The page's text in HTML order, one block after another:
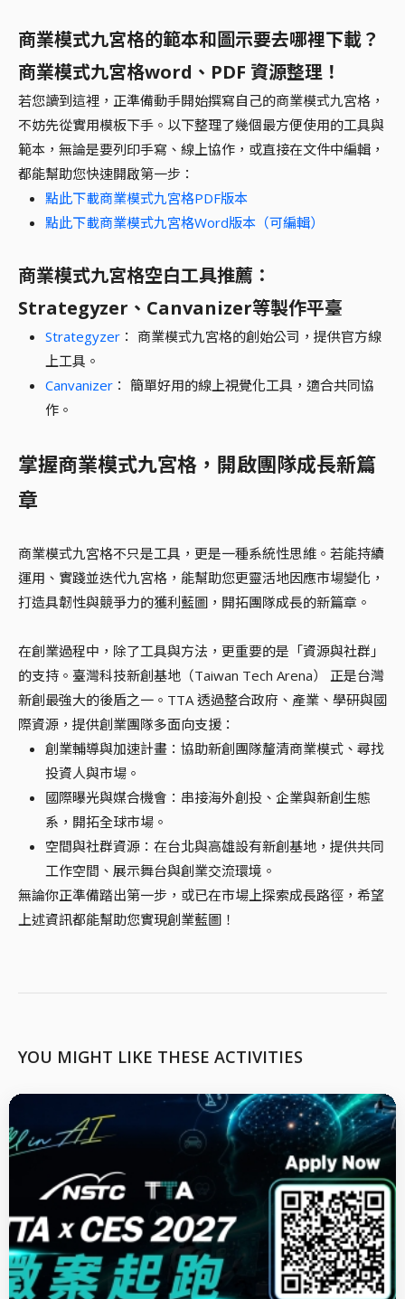
商業模式九宮格的範本和圖示要去哪裡下載？
商業模式九宮格word、PDF 資源整理！
若您讀到這裡，正準備動手開始撰寫自己的商業模式九宮格，
不妨先從實用模板下手。以下整理了幾個最方便使用的工具與
範本，無論是要列印手寫、線上協作，或直接在文件中編輯，
都能幫助您快速開啟第一步：
點此下載商業模式九宮格PDF版本
點此下載商業模式九宮格Word版本（可編輯）
商業模式九宮格空白工具推薦：
Strategyzer、Canvanizer等製作平臺
Strategyzer ： 商業模式九宮格的創始公司，提供官方線
上工具。
Canvanizer ： 簡單好用的線上視覺化工具，適合共同協
作。
掌握商業模式九宮格，開啟團隊成長新篇
章
商業模式九宮格不只是工具，更是一種系統性思維。若能持續
運用、實踐並迭代九宮格，能幫助您更靈活地因應市場變化，
打造具韌性與競爭力的獲利藍圖，開拓團隊成長的新篇章。
在創業過程中，除了工具與方法，更重要的是「資源與社群」
的支持。臺灣科技新創基地（Taiwan Tech Arena） 正是台灣
新創最強大的後盾之一。TTA 透過整合政府、產業、學研與國
際資源，提供創業團隊多面向支援：
創業輔導與加速計畫：協助新創團隊釐清商業模式、尋找
投資人與市場。
國際曝光與媒合機會：串接海外創投、企業與新創生態
系，開拓全球市場。
空間與社群資源：在台北與高雄設有新創基地，提供共同
工作空間、展示舞台與創業交流環境。
無論你正準備踏出第一步，或已在市場上探索成長路徑，希望
上述資訊都能幫助您實現創業藍圖！
YOU MIGHT LIKE THESE ACTIVITIES